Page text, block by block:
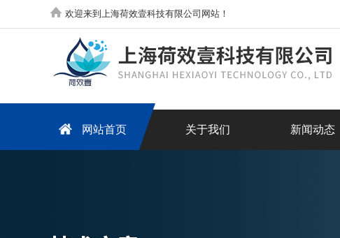
欢迎来到上海荷效壹科技有限公司网站！
网站首页 关于我们 新闻动态